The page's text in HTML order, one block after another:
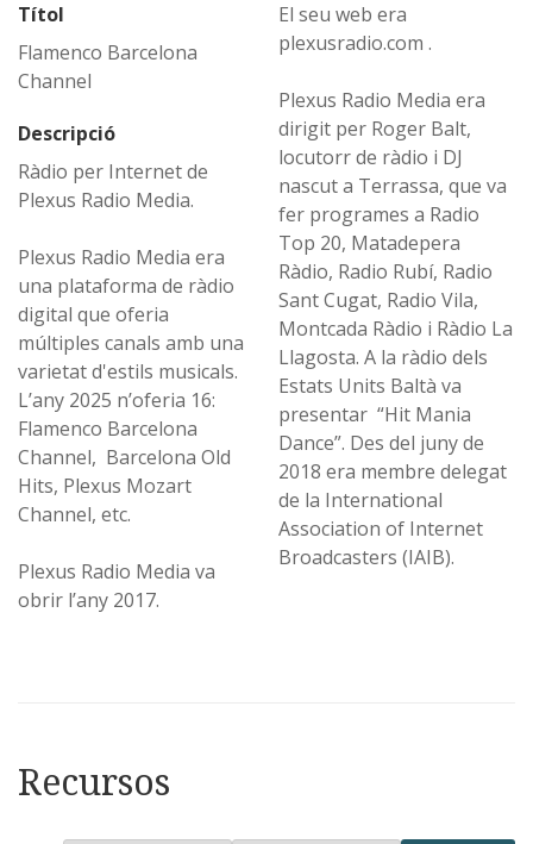
Títol
Flamenco Barcelona
Channel
Descripció
Ràdio per Internet de
Plexus Radio Media.
Plexus Radio Media era
una plataforma de ràdio
digital que oferia
múltiples canals amb una
varietat d'estils musicals.
L’any 2025 n’oferia 16:
Flamenco Barcelona
Channel, Barcelona Old
Hits, Plexus Mozart
Channel, etc.
Plexus Radio Media va
obrir l’any 2017.
El seu web era
plexusradio.com .
Plexus Radio Media era
dirigit per Roger Balt,
locutorr de ràdio i DJ
nascut a Terrassa, que va
fer programes a Radio
Top 20, Matadepera
Ràdio, Radio Rubí, Radio
Sant Cugat, Radio Vila,
Montcada Ràdio i Ràdio La
Llagosta. A la ràdio dels
Estats Units Baltà va
presentar “Hit Mania
Dance”. Des del juny de
2018 era membre delegat
de la International
Association of Internet
Broadcasters (IAIB).
Recursos